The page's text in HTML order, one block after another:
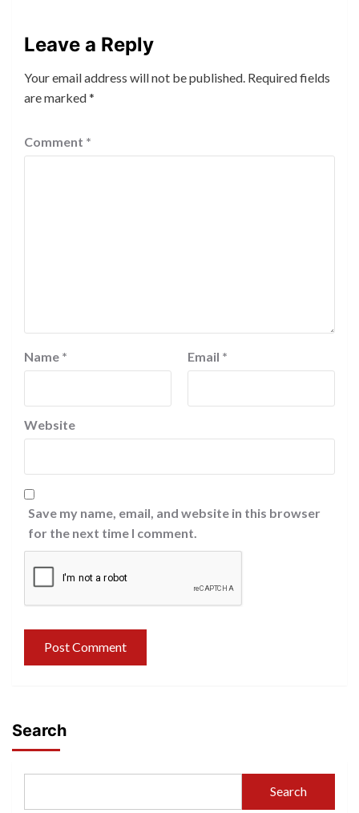
Leave a Reply
Your email address will not be published. Required fields
are marked*
Comment *
Name * Email *
Website
Save my name, email, and website in this browser
for the next time I comment.
Search
Search